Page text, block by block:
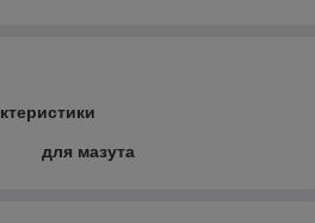
для мазута